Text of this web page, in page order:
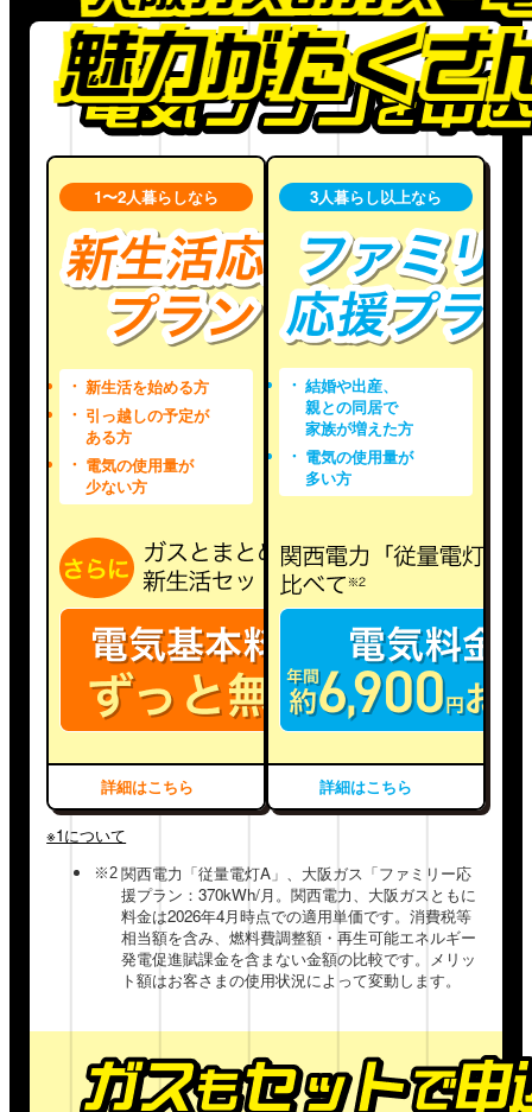
③サイン色紙について
サイン色紙の選手はお選びいただけません。画
像はイメージです。
その他注意事項
当選権利の第三者への譲渡・転売・換金は固く
禁止します。
当選発表は6月末までの当選通知メールをもっ
て代えさせていただきます。チケット等の発送
は試合の1週間前までを目途に、エントリーフ
ォームにご登録いただいた住所へ送付いたしま
す。
転居、住所変更のお手続き未済などによりお受
け取りできなかった場合の補償はございませ
ん。
対象の試合が雨天等により中止となった場合、
シーズン中に振替試合がおこなわれることがあ
ります。これにともない、プレゼント1・プレ
ゼント2の実施日も振替試合日に変更となりま
す。
まへ日程をご案内いたします。その際、参加確
認のご返信をお願いしております。
ご案内記載の期限までにご返信がない場合、辞
退されたものとしてあつかい、次の候補の方へ
繰り上げ当選のご連絡をおこないますので、あ
らかじめご了承ください。
閉じる
キャンペーンエントリー条件となる対象のガス
料金メニューと対象の電気料金メニューは以下
の通りです。
対象のガス料金メニュー：
一般料金、GAS得プラン
ベースプランA/A-G、家庭用ガス発電プラン、
スタイルプランd、スタイルプランE-
SHARE、スタイルプランE-ZERO、スタイル
プランP、スタイルプランS、新生活応援プラ
ン、ファミリー応援プラン、MYEVプラン、ウ
ィズradikoプラン
お店(小口業務用)も対象となります。
取次事業者経由でのご契約者さまは対象外とな
大阪ガスの電気のご契約名義およびご登録いた
だいた電話番号と、本エントリーフォームにご
入力いただく氏名、電話番号が一致しない場合
は抽選対象外となります。
キャンペーンエントリー状況、抽選結果、これ
らに関するお問合せにはお答えできませんの
その他注意事項
2026年5月11日時点の内容です。当社都合によ
り、本キャンペーンの期間・内容を変更させて
いただく場合がございます。あらかじめご了承
ください。
特典の内容は予告なく変更になる場合がござい
ます。
大阪ガス株式会社は事務局業務の一部を外部機
関に委託しております。
新規契約の方：エントリー条件
2026年5月11日(月)～2026年6月10日(水)の期間
に対象のガス・電気料金メニューに新規でお申
込みいただき、かつ、キャンペーンエントリー
ページよりエントリーいただくこと。
お申込み内容に不備があり内容を修正したうえ
はがきにてお申込みの場合は消印日をお申込み
日とさせていただきます。
1〜2人暮らしなら
新生活を始める方
引っ越しの予定が
ある方
電気の使用量が
少ない方
詳細はこちら
3人暮らし以上なら
結婚や出産、
親との同居で
家族が増えた方
電気の使用量が
多い方
詳細はこちら
※1について
関西電力「従量電灯A」、大阪ガス「ファミリー応
援プラン：370kWh/月。関西電力、大阪ガスともに
料金は2026年4月時点での適用単価です。消費税等
相当額を含み、燃料費調整額・再生可能エネルギー
発電促進賦課金を含まない金額の比較です。メリッ
ト額はお客さまの使用状況によって変動します。